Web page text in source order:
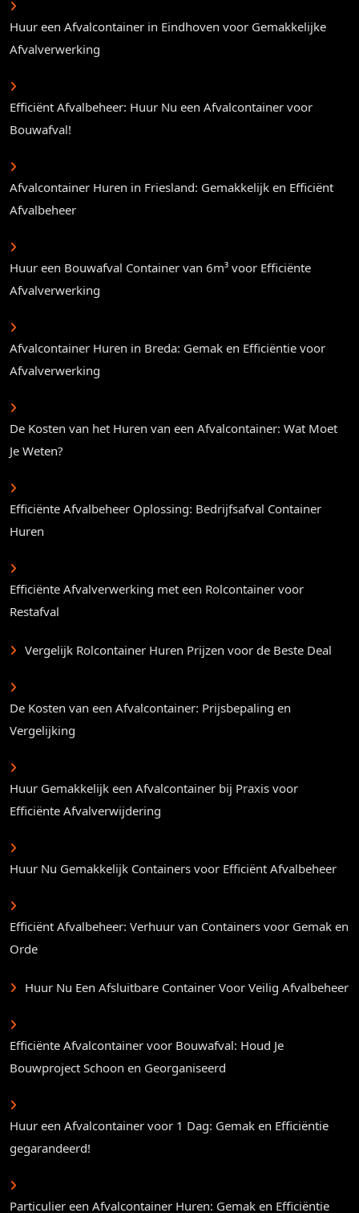
Huur een Afvalcontainer in Eindhoven voor Gemakkelijke
Afvalverwerking
Efficiënt Afvalbeheer: Huur Nu een Afvalcontainer voor
Bouwafval!
Afvalcontainer Huren in Friesland: Gemakkelijk en Efficiënt
Afvalbeheer
Huur een Bouwafval Container van 6m³ voor Efficiënte
Afvalverwerking
Afvalcontainer Huren in Breda: Gemak en Efficiëntie voor
Afvalverwerking
De Kosten van het Huren van een Afvalcontainer: Wat Moet
Je Weten?
Efficiënte Afvalbeheer Oplossing: Bedrijfsafval Container
Huren
Efficiënte Afvalverwerking met een Rolcontainer voor
Restafval
Vergelijk Rolcontainer Huren Prijzen voor de Beste Deal
De Kosten van een Afvalcontainer: Prijsbepaling en
Vergelijking
Huur Gemakkelijk een Afvalcontainer bij Praxis voor
Efficiënte Afvalverwijdering
Huur Nu Gemakkelijk Containers voor Efficiënt Afvalbeheer
Efficiënt Afvalbeheer: Verhuur van Containers voor Gemak en
Orde
Huur Nu Een Afsluitbare Container Voor Veilig Afvalbeheer
Efficiënte Afvalcontainer voor Bouwafval: Houd Je
Bouwproject Schoon en Georganiseerd
Huur een Afvalcontainer voor 1 Dag: Gemak en Efficiëntie
gegarandeerd!
Particulier een Afvalcontainer Huren: Gemak en Efficiëntie